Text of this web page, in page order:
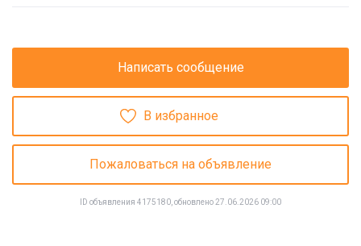
Написать сообщение
В избранное
Пожаловаться на объявление
ID объявления 4175180, обновлено 27.06.2026 09:00